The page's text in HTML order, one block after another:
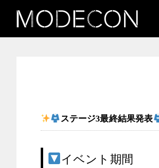
ステージ3最終結果発表
イベント期間